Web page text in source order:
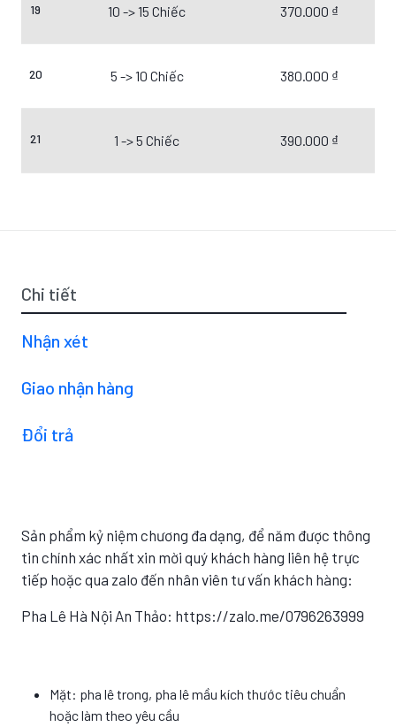
19 10 -> 15 Chiếc 370.000 ₫
20 5 -> 10 Chiếc 380.000 ₫
21 1 -> 5 Chiếc 390.000 ₫
Chi tiết
Nhận xét
Giao nhận hàng
Đổi trả
Sản phẩm kỷ niệm chương đa dạng, để năm được thông
tin chính xác nhất xin mời quý khách hàng liên hệ trực
tiếp hoặc qua zalo đến nhân viên tư vấn khách hàng:
Pha Lê Hà Nội An Thảo: https://zalo.me/0796263999
Mặt: pha lê trong, pha lê mầu kích thước tiêu chuẩn
hoặc làm theo yêu cầu